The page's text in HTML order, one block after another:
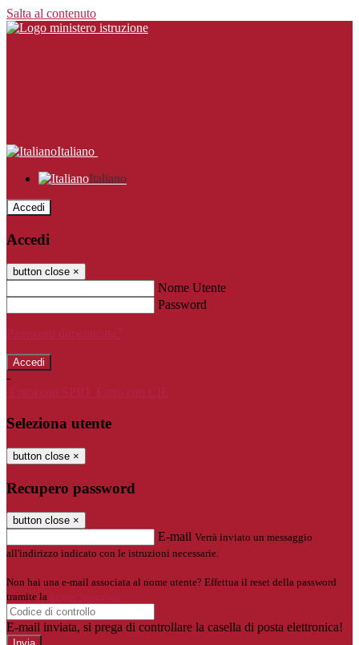
Salta al contenuto
Italiano
Italiano
Accedi
Accedi
button close ×
Nome Utente
Password
Password dimenticata?
-
Entra con SPID
Entra con CIE
Seleziona utente
button close ×
Recupero password
button close ×
E-mail Verrà inviato un messaggio
all'indirizzo indicato con le istruzioni necessarie.
Non hai una e-mail associata al nome utente? Effettua il reset della password
tramite la
Login Spaggiari
E-mail inviata, si prega di controllare la casella di posta elettronica!